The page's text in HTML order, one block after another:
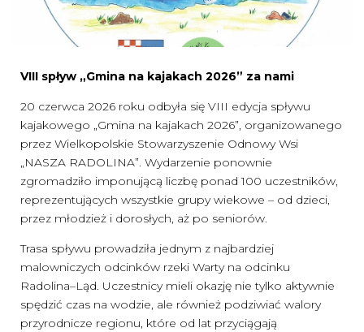
VIII spływ „Gmina na kajakach 2026” za nami
20 czerwca 2026 roku odbyła się VIII edycja spływu
kajakowego „Gmina na kajakach 2026”, organizowanego
przez Wielkopolskie Stowarzyszenie Odnowy Wsi
„NASZA RADOLINA”. Wydarzenie ponownie
zgromadziło imponującą liczbę ponad 100 uczestników,
reprezentujących wszystkie grupy wiekowe – od dzieci,
przez młodzież i dorosłych, aż po seniorów.
Trasa spływu prowadziła jednym z najbardziej
malowniczych odcinków rzeki Warty na odcinku
Radolina–Ląd. Uczestnicy mieli okazję nie tylko aktywnie
spędzić czas na wodzie, ale również podziwiać walory
przyrodnicze regionu, które od lat przyciągają